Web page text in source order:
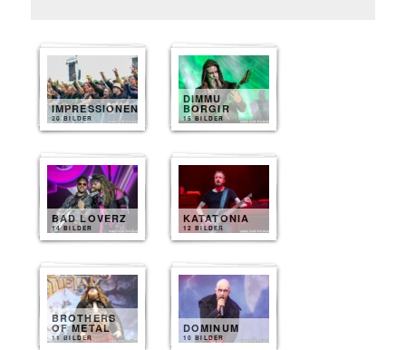
IMPRESSIONEN
20 BILDER
DIMMU
BORGIR
15 BILDER
BAD LOVERZ
14 BILDER
KATATONIA
12 BILDER
BROTHERS
OF METAL
11 BILDER
DOMINUM
10 BILDER